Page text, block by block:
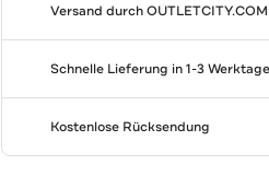
Versand durchOUTLETCITY.COM
Schnelle Lieferung in 1-3
Kostenlose Rücksendung